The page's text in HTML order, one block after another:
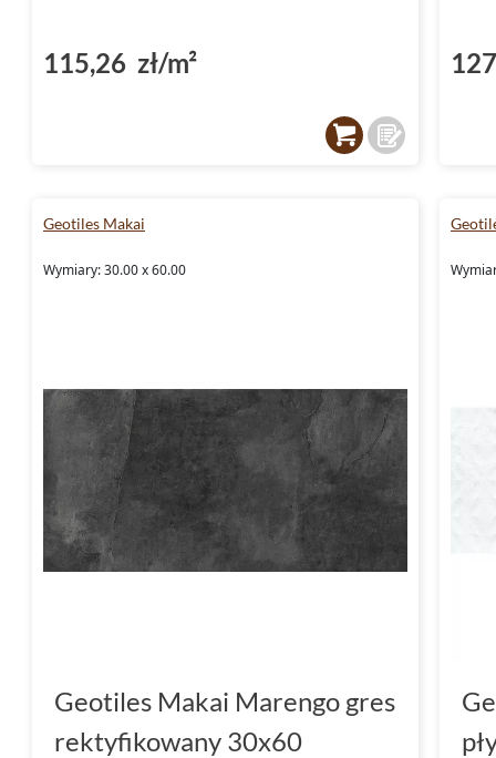
115,26 zł/m²
Geotiles Makai
Wymiary: 30.00 x 60.00
Geotiles Makai Marengo gres
rektyfikowany 30x60